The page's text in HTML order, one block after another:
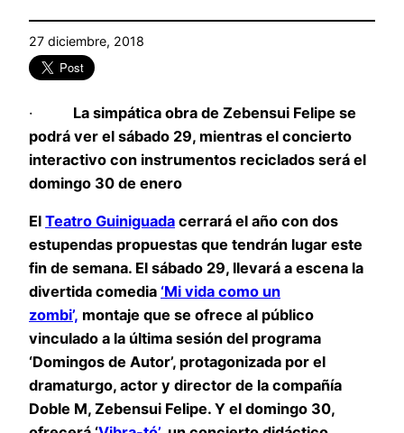
27 diciembre, 2018
· La simpática obra de Zebensui Felipe se
podrá ver el sábado 29, mientras el concierto
interactivo con instrumentos reciclados será el
domingo 30 de enero
El Teatro Guiniguada cerrará el año con dos
estupendas propuestas que tendrán lugar este
fin de semana. El sábado 29, llevará a escena la
divertida comedia ‘Mi vida como un
zombi’, montaje que se ofrece al público
vinculado a la última sesión del programa
‘Domingos de Autor’, protagonizada por el
dramaturgo, actor y director de la compañía
Doble M, Zebensui Felipe. Y el domingo 30,